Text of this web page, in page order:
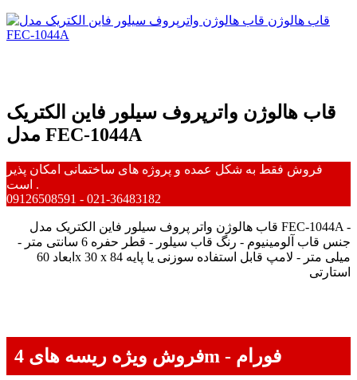
قاب هالوژن واترپروف سیلور فاین الکتریک
مدل FEC-1044A
فروش فقط به شکل عمده و پروژه های ساختمانی امکان پذیر
است .
09126508591 - 021-36483182
قاب هالوژن واتر پروف سیلور فاین الکتریک مدل FEC-1044A -
جنس قاب آلومینیوم - رنگ قاب سیلور - قطر حفره 6 سانتی متر -
ابعاد 60x 30 x 84 میلی متر - لامپ قابل استفاده سوزنی یا پایه
استارتی
فروش ویژه ریسه های 4m - فورام